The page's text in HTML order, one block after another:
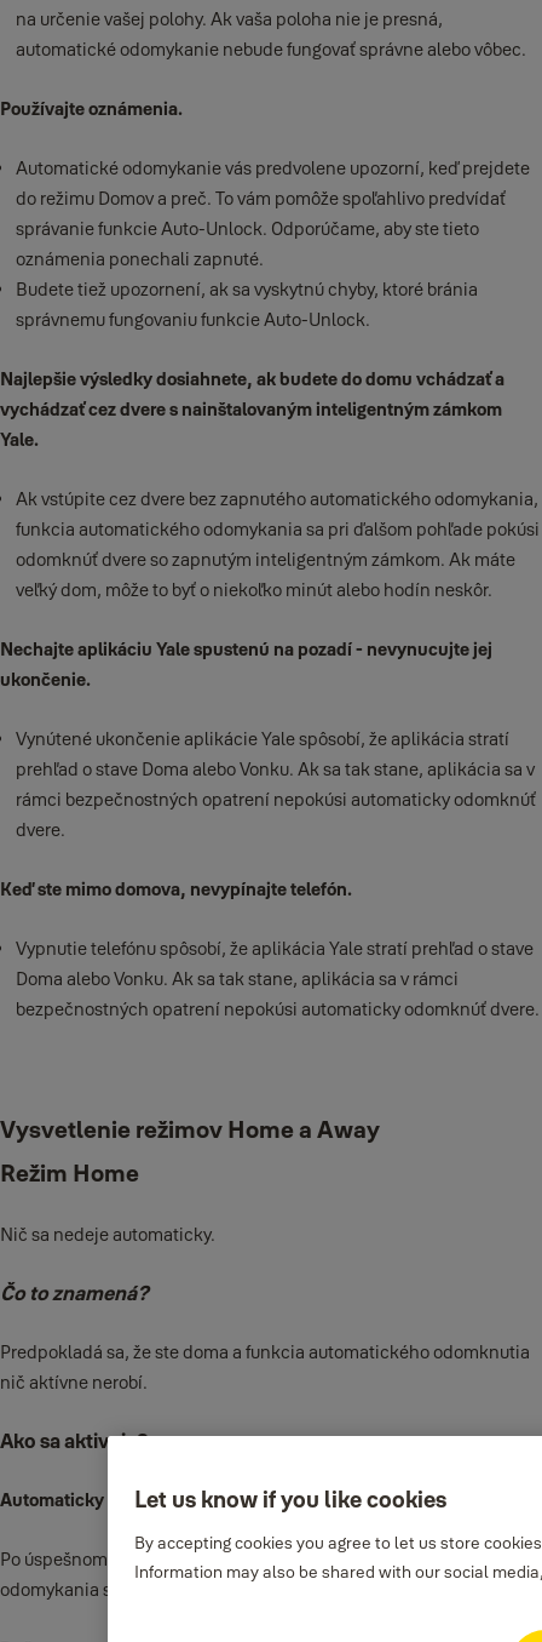
na určenie vašej polohy. Ak vaša poloha nie je presná,
automatické odomykanie nebude fungovať správne alebo vôbec.
Používajte oznámenia.
Automatické odomykanie vás predvolene upozorní, keď prejdete
do režimu Domov a preč. To vám pomôže spoľahlivo predvídať
správanie funkcie Auto-Unlock. Odporúčame, aby ste tieto
oznámenia ponechali zapnuté.
Budete tiež upozornení, ak sa vyskytnú chyby, ktoré bránia
správnemu fungovaniu funkcie Auto-Unlock.
Najlepšie výsledky dosiahnete, ak budete do domu vchádzať a
vychádzať cez dvere s nainštalovaným inteligentným zámkom
Yale.
Ak vstúpite cez dvere bez zapnutého automatického odomykania,
funkcia automatického odomykania sa pri ďalšom pohľade pokúsi
odomknúť dvere so zapnutým inteligentným zámkom. Ak máte
veľký dom, môže to byť o niekoľko minút alebo hodín neskôr.
Nechajte aplikáciu Yale spustenú na pozadí - nevynucujte jej
ukončenie.
Vynútené ukončenie aplikácie Yale spôsobí, že aplikácia stratí
prehľad o stave Doma alebo Vonku. Ak sa tak stane, aplikácia sa v
rámci bezpečnostných opatrení nepokúsi automaticky odomknúť
dvere.
Keď ste mimo domova, nevypínajte telefón.
Vypnutie telefónu spôsobí, že aplikácia Yale stratí prehľad o stave
Doma alebo Vonku. Ak sa tak stane, aplikácia sa v rámci
bezpečnostných opatrení nepokúsi automaticky odomknúť dvere.
Vysvetlenie režimov Home a Away
Režim Home
Nič sa nedeje automaticky.
Čo to znamená?
Predpokladá sa, že ste doma a funkcia automatického odomknutia
nič aktívne nerobí.
Ako sa aktivuje?
Automaticky
Po úspešnom odomknutí dverí pomocou funkcie automatického
odomykania sa po návrate domov prepnete do režimu Domov.
Let us know if you like cookies
By accepting cookies you agree to let us store
Information may also be shared with our social